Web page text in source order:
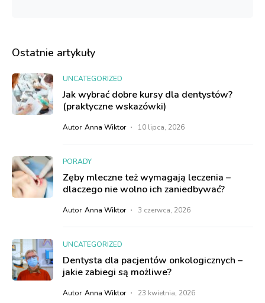
Ostatnie artykuły
UNCATEGORIZED
Jak wybrać dobre kursy dla dentystów?
(praktyczne wskazówki)
Autor Anna Wiktor 10 lipca, 2026
PORADY
Zęby mleczne też wymagają leczenia –
dlaczego nie wolno ich zaniedbywać?
Autor Anna Wiktor 3 czerwca, 2026
UNCATEGORIZED
Dentysta dla pacjentów onkologicznych –
jakie zabiegi są możliwe?
Autor Anna Wiktor 23 kwietnia, 2026